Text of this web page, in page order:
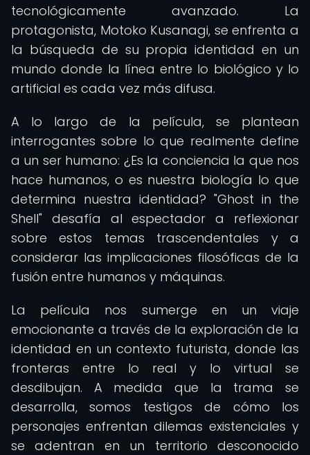
tecnológicamente avanzado. La
protagonista, Motoko Kusanagi, se enfrenta a
la búsqueda de su propia identidad en un
mundo donde la línea entre lo biológico y lo
artificial es cada vez más difusa.
A lo largo de la película, se plantean
interrogantes sobre lo que realmente define
a un ser humano: ¿Es la conciencia la que nos
hace humanos, o es nuestra biología lo que
determina nuestra identidad? "Ghost in the
Shell" desafía al espectador a reflexionar
sobre estos temas trascendentales y a
considerar las implicaciones filosóficas de la
fusión entre humanos y máquinas.
La película nos sumerge en un viaje
emocionante a través de la exploración de la
identidad en un contexto futurista, donde las
fronteras entre lo real y lo virtual se
desdibujan. A medida que la trama se
desarrolla, somos testigos de cómo los
personajes enfrentan dilemas existenciales y
se adentran en un territorio desconocido